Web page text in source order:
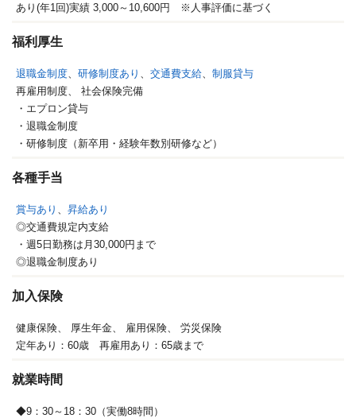
あり(年1回)実績 3,000～10,600円 ※人事評価に基づく
福利厚生
退職金制度 研修制度あり 交通費支給
制服貸与
再雇用制度、
社会保険完備
・エプロン貸与
・退職金制度
・研修制度（新卒用・経験年数別研修など）
各種手当
賞与あり
昇給あり
◎交通費規定内支給
・週5日勤務は月30,000円まで
◎退職金制度あり
加入保険
健康保険、 厚生年金、 雇用保険、
労災保険
定年あり：60歳 再雇用あり：65歳まで
就業時間
◆9：30～18：30（実働8時間）